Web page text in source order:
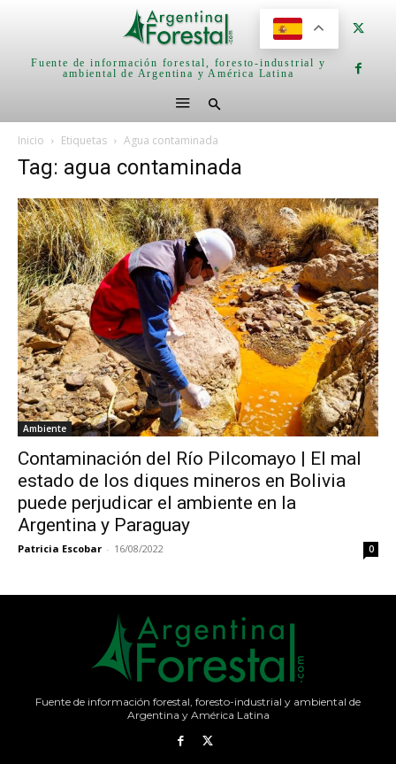
Fuente de información forestal, foresto-industrial y
ambiental de Argentina y América Latina
Inicio Etiquetas Agua contaminada
Tag: agua contaminada
Ambiente
Contaminación del Río Pilcomayo | El mal
estado de los diques mineros en Bolivia
puede perjudicar el ambiente en la
Argentina y Paraguay
Patricia Escobar - 16/08/2022 0
Fuente de información forestal, foresto-industrial y ambiental de
Argentina y América Latina